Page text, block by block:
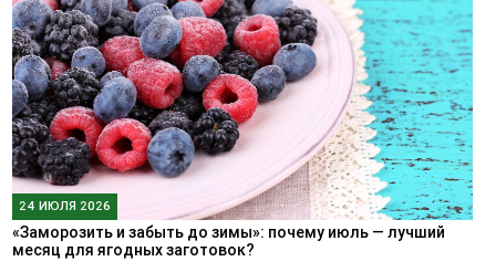
24 ИЮЛЯ 2026
«Заморозить и забыть до зимы»: почему июль — лучший
месяц для ягодных заготовок?